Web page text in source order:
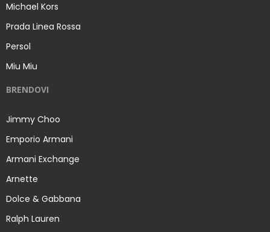
Michael Kors
Prada Linea Rossa
Persol
Miu Miu
BRENDOVI
Jimmy Choo
Emporio Armani
Armani Exchange
Arnette
Dolce & Gabbana
Ralph Lauren